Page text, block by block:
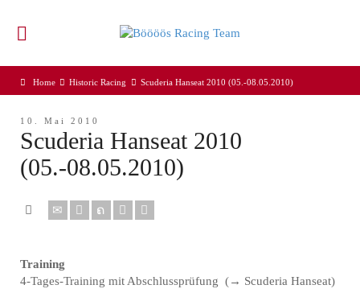
Home Historic Racing Scuderia Hanseat 2010 (05.-08.05.2010)
10. Mai 2010
Scuderia Hanseat 2010
(05.-08.05.2010)
Training
4-Tages-Training mit Abschlussprüfung (→ Scuderia Hanseat)